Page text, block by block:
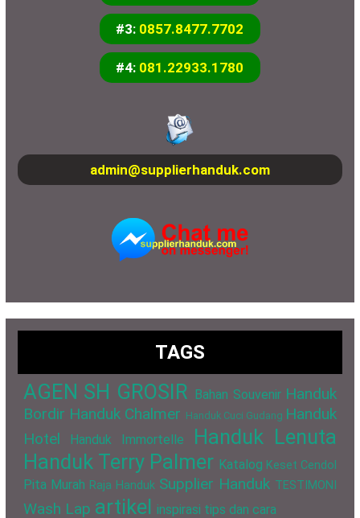
#3: 0857.8477.7702
#4: 081.22933.1780
admin@supplierhanduk.com
TAGS
AGEN SH GROSIR Bahan Souvenir Handuk
Bordir Handuk Chalmer Handuk Cuci Gudang Handuk
Hotel
Handuk Immortelle
Handuk Lenuta
Handuk Terry Palmer Katalog Keset Cendol
Pita Murah Raja Handuk Supplier Handuk TESTIMONI
Wash Lap artikel inspirasi tips dan cara